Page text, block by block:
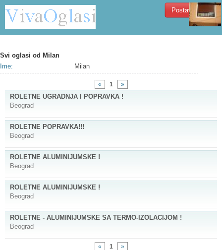
Postavi oglas!
Svi oglasi od Milan
Ime:
Milan
« 1 »
ROLETNE UGRADNJA I POPRAVKA !
Beograd
ROLETNE POPRAVKA!!!
Beograd
ROLETNE ALUMINIJUMSKE !
Beograd
ROLETNE ALUMINIJUMSKE !
Beograd
ROLETNE - ALUMINIJUMSKE SA TERMO-IZOLACIJOM !
Beograd
« 1 »